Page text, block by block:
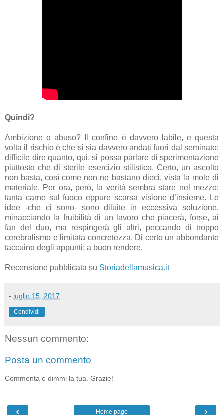
Quindi?
Ambizione o abuso? Il confine è davvero labile, e questa
volta il rischio è che si sia davvero andati fuori dal seminato:
difficile dire quanto, qui, si possa parlare di sperimentazione
piuttosto che di sterile esercizio stilistico. Certo, un ascolto
non basta, così come non ne bastano dieci, vista la mole di
materiale. Per ora, però, la verità sembra stare nel mezzo:
tanta carne sul fuoco eppure scarsa visione d’insieme. Le
idee -che ci sono- sono diluite in eccessiva soluzione,
minacciando la fruibilità di un lavoro che piacerà, forse, ai
fan del duo, ma respingerà gli altri, peccando di troppo
cerebralismo e limitata concretezza. Di certo un abbondante
taccuino degli appunti: a buon rendere.
Recensione pubblicata su Storiadellamusica.it
- luglio 15, 2017
Condividi
Nessun commento:
Posta un commento
Commenta e dimmi la tua. Grazie!
‹ ›
Home page